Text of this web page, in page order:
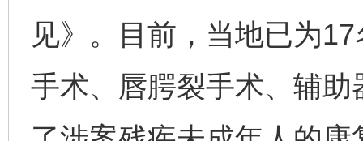
见》。目前，当地已为
手术、唇腭裂手术、辅